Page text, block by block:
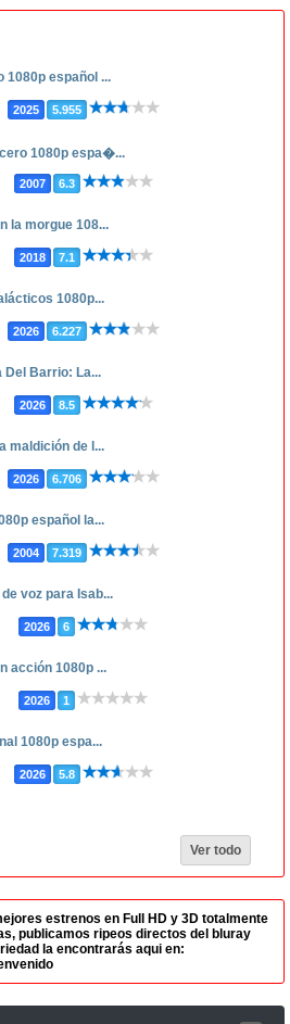
1080p español ...
2025 5.955
1080p espa�...
2007 6.3
la morgue 108...
2018 7.1
1080p...
2026 6.227
Del Barrio: La...
2026 8.5
maldición de l...
2026 6.706
español la...
2004 7.319
voz para Isab...
2026 6
acción 1080p ...
2026 1
1080p espa...
2026 5.8
Ver todo
estrenos en Full HD y 3D totalmente
publicamos ripeos directos del bluray
la encontrarás aqui en: